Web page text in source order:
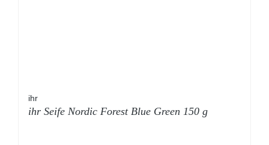
ihr
ihr Seife Nordic Forest Blue Green 150 g